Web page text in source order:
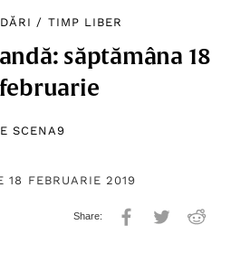
/ TIMP LIBER
săptămâna 18
SCENA9
18 FEBRUARIE 2019